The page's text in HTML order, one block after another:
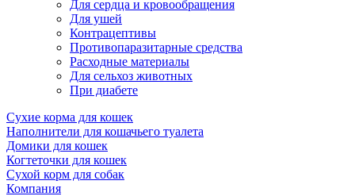
Для сердца и кровообращения
Для ушей
Контрацептивы
Противопаразитарные средства
Расходные материалы
Для сельхоз животных
При диабете
Сухие корма для кошек
Наполнители для кошачьего туалета
Домики для кошек
Когтеточки для кошек
Сухой корм для собак
Компания